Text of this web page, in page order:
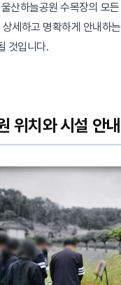
산하늘공원 수목장의 모든
세하고 명확하게 안내하는
것입니다.
위치와 시설 안내